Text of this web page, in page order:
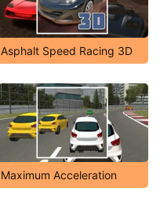
Asphalt Speed Racing 3D
Maximum Acceleration